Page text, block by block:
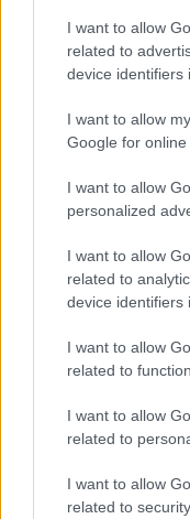
I want to allow
related to
device identifiers
I want to allow
Google for
I want to allow
personalized
I want to allow
related to
device identifiers
I want to allow
related to
I want to allow
related to
I want to allow
related to
Οι δηλώσεις θα
για τρία έτη.
1.837 ετήσιες
Τα σχολιά σας
διαγράφονται